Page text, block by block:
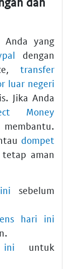
Anda yang
dengan
transfer
luar negeri
Jika Anda
Money
dompet
aman
sebelum
hari ini
untuk